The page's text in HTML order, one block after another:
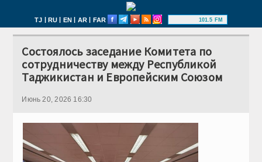
TJ | RU | EN | AR | FAR 101.5 FM
Состоялось заседание Комитета по
сотрудничеству между Республикой
Таджикистан и Европейским Союзом
Июнь 20, 2026 16:30